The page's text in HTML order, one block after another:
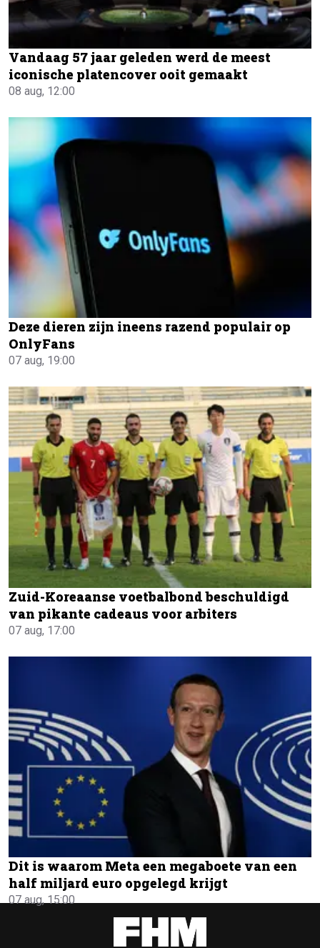
Vandaag 57 jaar geleden werd de meest
iconische platencover ooit gemaakt
08 aug, 12:00
Deze dieren zijn ineens razend populair op
OnlyFans
07 aug, 19:00
Zuid-Koreaanse voetbalbond beschuldigd
van pikante cadeaus voor arbiters
07 aug, 17:00
Dit is waarom Meta een megaboete van een
half miljard euro opgelegd krijgt
07 aug, 15:00